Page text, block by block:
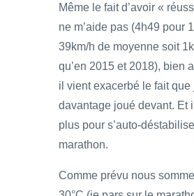
Même le fait d’avoir «
ne m’aide pas (4h49 pour
39km/h de moyenne soit
qu’en 2015 et 2018), bien
il vient exacerbé le fait que
davantage joué devant. Et
plus pour s’auto-
marathon.
Comme prévu nous